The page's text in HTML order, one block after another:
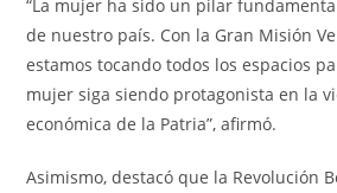
“La mujer ha sido un pilar
de nuestro país. Con la Gran Misión
estamos tocando todos los espacios
mujer siga siendo protagonista en la
económica de la Patria”, afirmó.
Asimismo, destacó que la Revolución